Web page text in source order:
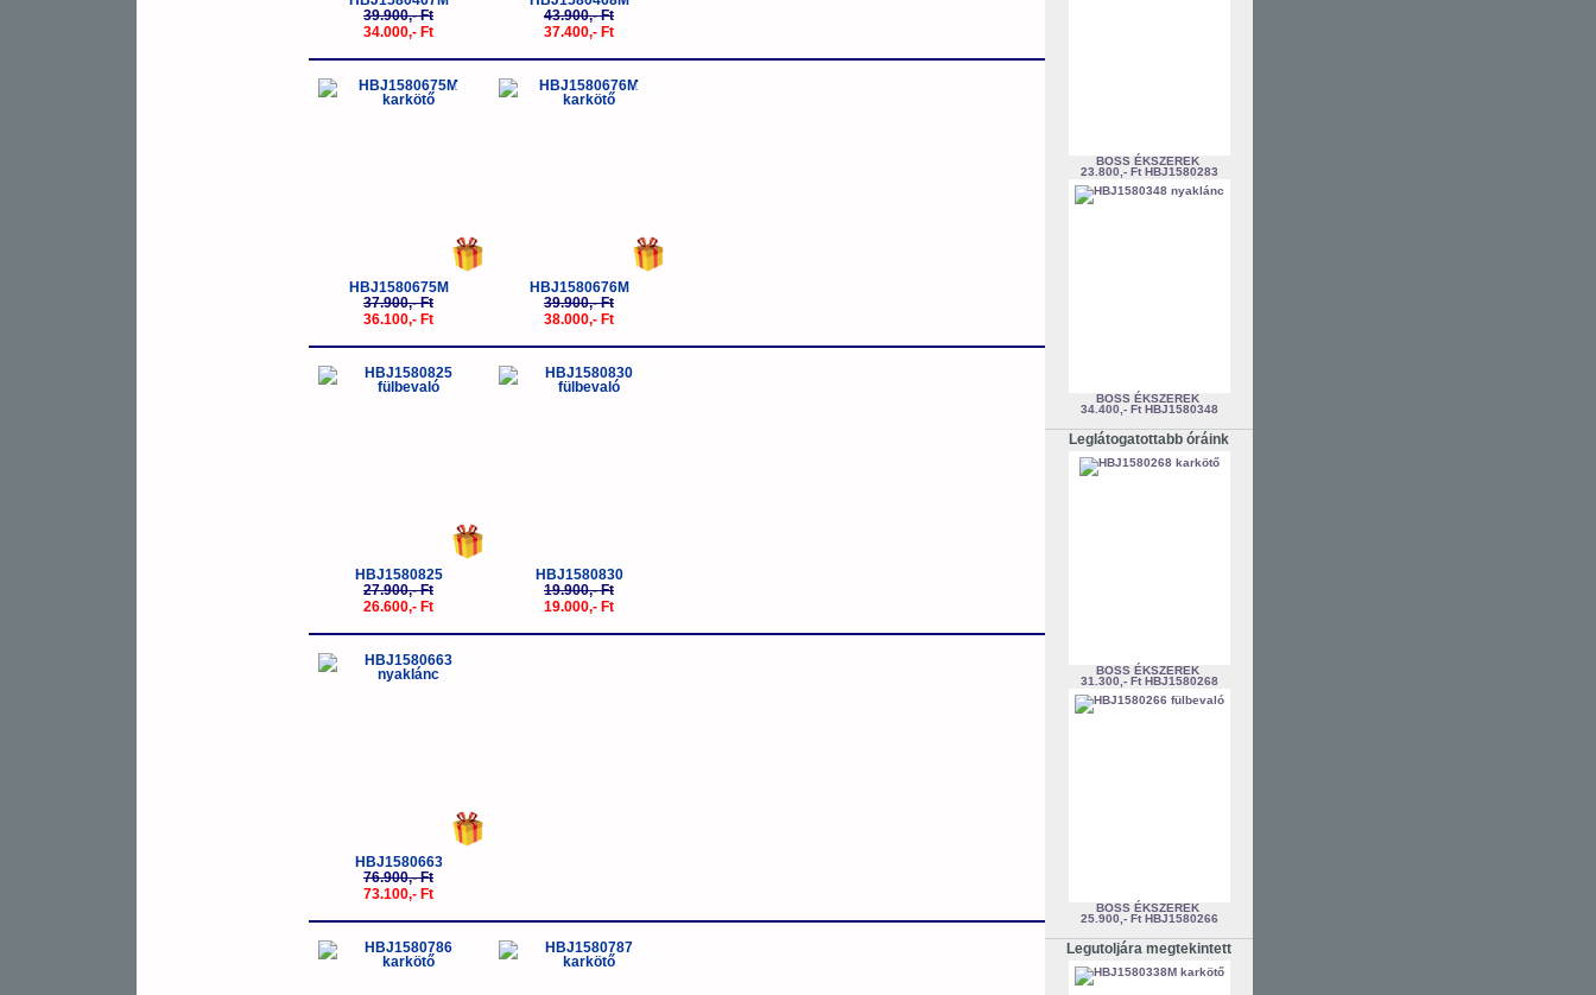
39.900,- Ft
34.000,- Ft
43.900,- Ft
37.400,- Ft
-5%
HBJ1580675M
37.900,- Ft
36.100,- Ft
-5%
HBJ1580676M
39.900,- Ft
38.000,- Ft
-5%
HBJ1580825
27.900,- Ft
26.600,- Ft
-5%
HBJ1580830
19.900,- Ft
19.000,- Ft
-5%
HBJ1580663
76.900,- Ft
73.100,- Ft
-5% -5%
BOSS ÉKSZEREK
23.800,- Ft HBJ1580283
BOSS ÉKSZEREK
34.400,- Ft HBJ1580348
Leglátogatottabb óráink
BOSS ÉKSZEREK
31.300,- Ft HBJ1580268
BOSS ÉKSZEREK
25.900,- Ft HBJ1580266
Legutoljára megtekintett